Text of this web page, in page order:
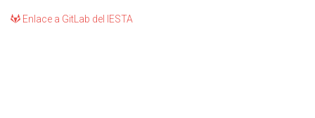
Enlace a GitLab del IESTA